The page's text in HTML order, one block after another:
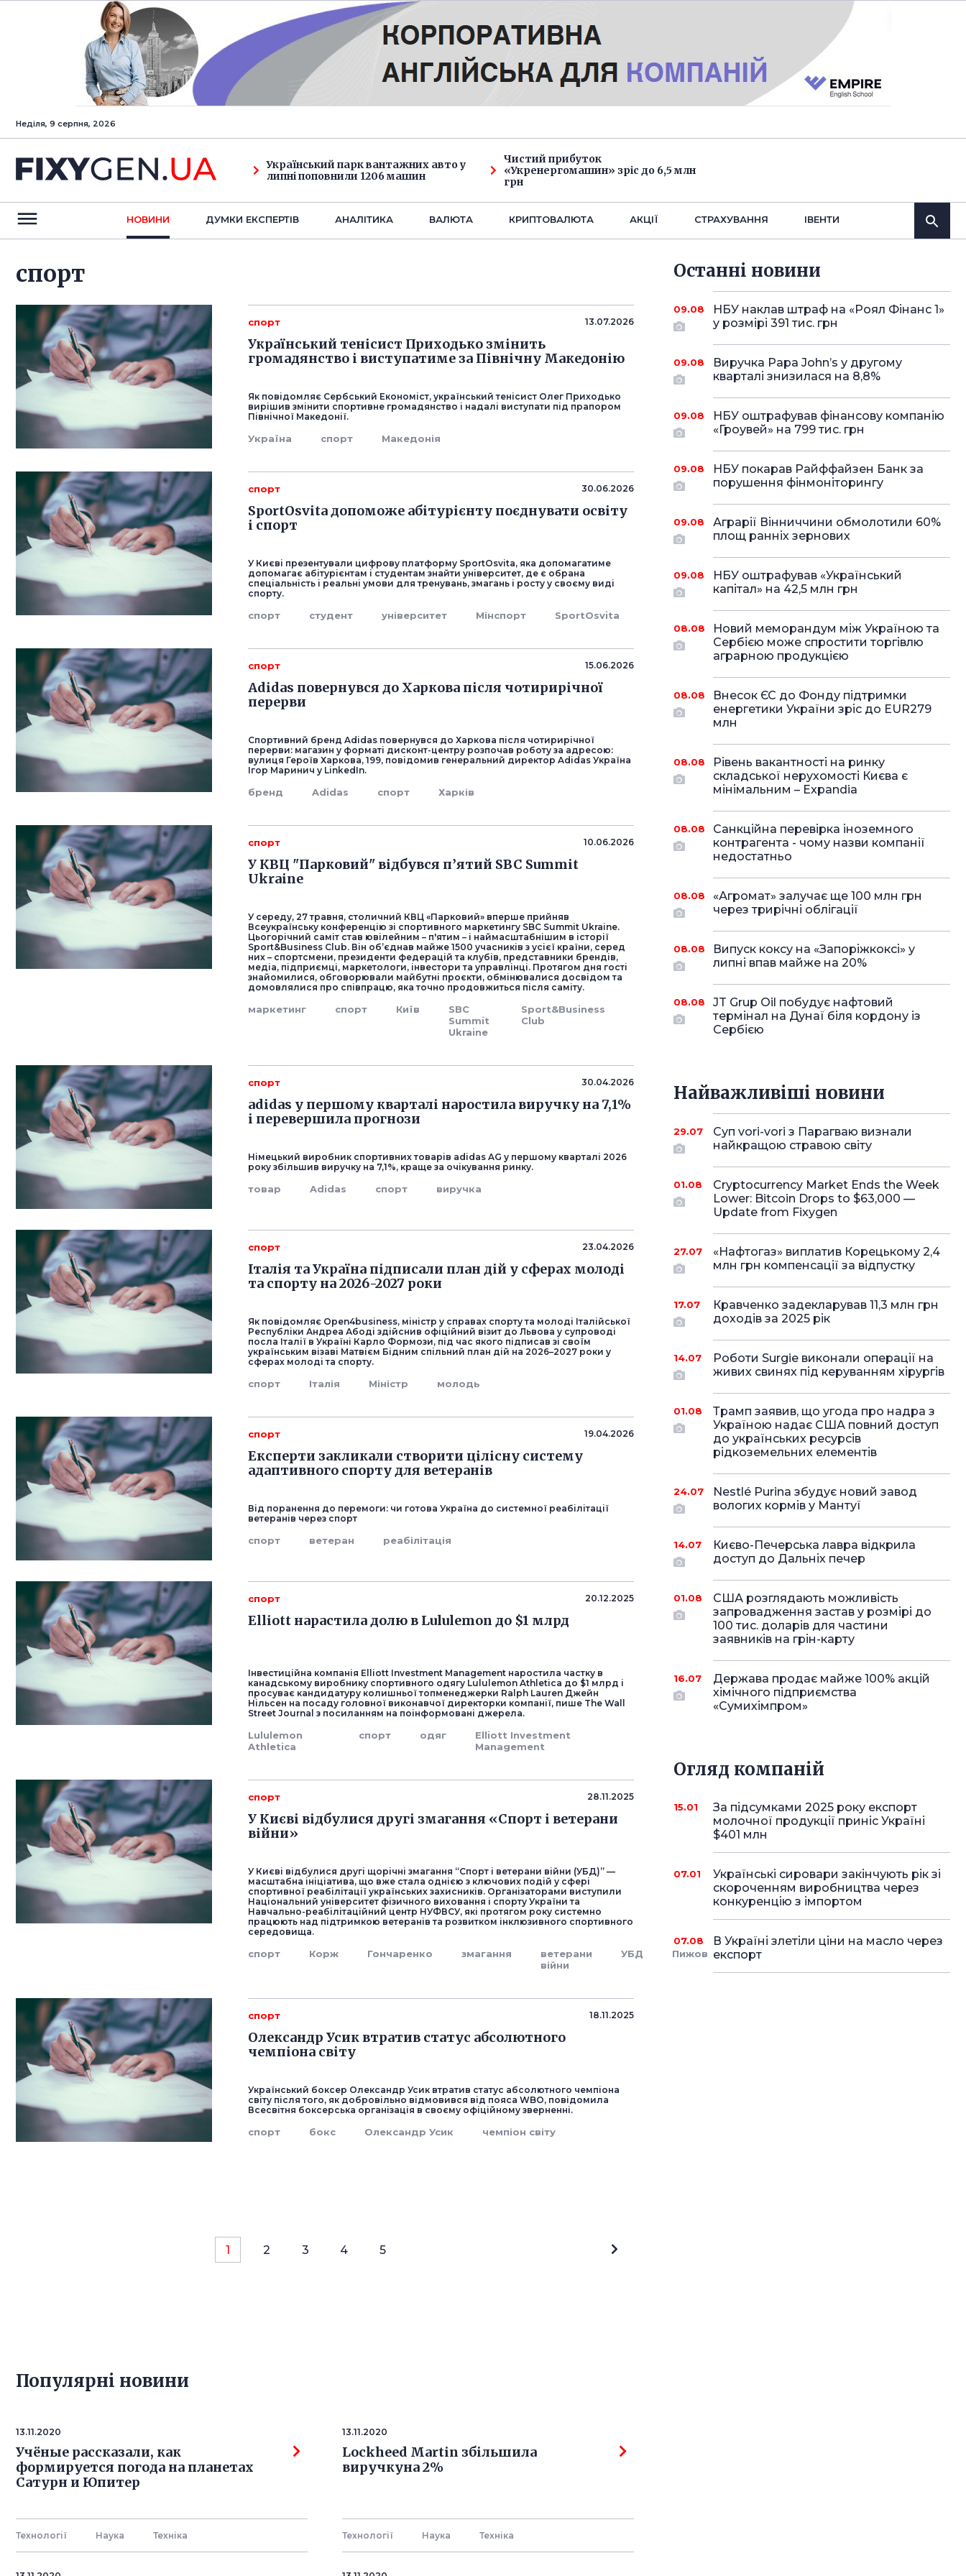
Неділя, 9 серпня, 2026
Український парк вантажних авто у
липні поповнили 1206 машин
Чистий прибуток
«Укренергомашин» зріс до 6,5 млн
грн
НОВИНИ ДУМКИ ЕКСПЕРТIВ АНАЛIТИКА ВАЛЮТА КРИПТОВАЛЮТА АКЦІЇ СТРАХУВАННЯ IВЕНТИ
спорт
спорт 13.07.2026
Український тенісист Приходько змінить
громадянство і виступатиме за Північну Македонію
Як повідомляє Сербський Економіст, український тенісист Олег Приходько
вирішив змінити спортивне громадянство і надалі виступати під прапором
Північної Македонії.
Україна спорт Македонія
спорт 30.06.2026
SportOsvita допоможе абітурієнту поєднувати освіту
і спорт
У Києві презентували цифрову платформу SportOsvita, яка допомагатиме
допомагає абітурієнтам і студентам знайти університет, де є обрана
спеціальність і реальні умови для тренувань, змагань і росту у своєму виді
спорту.
спорт студент університет Мінспорт SportOsvita
спорт 15.06.2026
Adidas повернувся до Харкова після чотирирічної
перерви
Спортивний бренд Adidas повернувся до Харкова після чотирирічної
перерви: магазин у форматі дисконт-центру розпочав роботу за адресою:
вулиця Героїв Харкова, 199, повідомив генеральний директор Adidas Україна
Ігор Маринич у LinkedIn.
бренд Adidas спорт Харків
спорт 10.06.2026
У КВЦ "Парковий" відбувся п’ятий SBC Summit
Ukraine
У середу, 27 травня, столичний КВЦ «Парковий» вперше прийняв
Всеукраїнську конференцію зі спортивного маркетингу SBC Summit Ukraine.
Цьогорічний саміт став ювілейним – п'ятим – і наймасштабнішим в історії
Sport&Business Club. Він об’єднав майже 1500 учасників з усієї країни, серед
них – спортсмени, президенти федерацій та клубів, представники брендів,
медіа, підприємці, маркетологи, інвестори та управлінці. Протягом дня гості
знайомилися, обговорювали майбутні проєкти, обмінювалися досвідом та
домовлялися про співпрацю, яка точно продовжиться після саміту.
маркетинг спорт Київ
SBC
Summit
Ukraine
Sport&Business
Club
спорт 30.04.2026
adidas у першому кварталі наростила виручку на 7,1%
і перевершила прогнози
Німецький виробник спортивних товарів adidas AG у першому кварталі 2026
року збільшив виручку на 7,1%, краще за очікування ринку.
товар Adidas спорт виручка
спорт 23.04.2026
Італія та Україна підписали план дій у сферах молоді
та спорту на 2026-2027 роки
Як повідомляє Open4business, міністр у справах спорту та молоді Італійської
Республіки Андреа Абоді здійснив офіційний візит до Львова у супроводі
посла Італії в Україні Карло Формози, під час якого підписав зі своїм
українським візаві Матвієм Бідним спільний план дій на 2026–2027 роки у
сферах молоді та спорту.
спорт Італія Міністр молодь
спорт 19.04.2026
Експерти закликали створити цілісну систему
адаптивного спорту для ветеранів
Від поранення до перемоги: чи готова Україна до системної реабілітації
ветеранів через спорт
спорт ветеран реабілітація
спорт 20.12.2025
Elliott нарастила долю в Lululemon до $1 млрд
Інвестиційна компанія Elliott Investment Management наростила частку в
канадському виробнику спортивного одягу Lululemon Athletica до $1 млрд і
просуває кандидатуру колишньої топменеджерки Ralph Lauren Джейн
Нільсен на посаду головної виконавчої директорки компанії, пише The Wall
Street Journal з посиланням на поінформовані джерела.
Lululemon
Athletica
спорт одяг
Elliott Investment
Management
спорт 28.11.2025
У Києві відбулися другі змагання «Спорт і ветерани
війни»
У Києві відбулися другі щорічні змагання “Спорт і ветерани війни (УБД)” —
масштабна ініціатива, що вже стала однією з ключових подій у сфері
спортивної реабілітації українських захисників. Організаторами виступили
Національний університет фізичного виховання і спорту України та
Навчально-реабілітаційний центр НУФВСУ, які протягом року системно
працюють над підтримкою ветеранів та розвитком інклюзивного спортивного
середовища.
спорт Корж Гончаренко змагання
ветерани
війни
УБД Пижов
спорт 18.11.2025
Олександр Усик втратив статус абсолютного
чемпіона світу
Український боксер Олександр Усик втратив статус абсолютного чемпіона
світу після того, як добровільно відмовився від пояса WBO, повідомила
Всесвітня боксерська організація в своєму офіційному зверненні.
спорт бокс Олександр Усик чемпіон світу
1 2 3 4 5
Популярнi новини
13.11.2020
Учёные рассказали, как
формируется погода на планетах
Сатурн и Юпитер
Технології Наука Технiка
13.11.2020
Lockheed Martin збільшила
виручкуна 2%
Технології Наука Технiка
Останнi новини
09.08
НБУ наклав штраф на «Роял Фінанс 1»
у розмірі 391 тис. грн
09.08
Виручка Papa John’s у другому
кварталі знизилася на 8,8%
09.08
НБУ оштрафував фінансову компанію
«Гроувей» на 799 тис. грн
09.08
НБУ покарав Райффайзен Банк за
порушення фінмоніторингу
09.08
Аграрії Вінниччини обмолотили 60%
площ ранніх зернових
09.08
НБУ оштрафував «Український
капітал» на 42,5 млн грн
08.08
Новий меморандум між Україною та
Сербією може спростити торгівлю
аграрною продукцією
08.08
Внесок ЄС до Фонду підтримки
енергетики України зріс до EUR279
млн
08.08
Рівень вакантності на ринку
складської нерухомості Києва є
мінімальним – Expandia
08.08
Санкційна перевірка іноземного
контрагента - чому назви компанії
недостатньо
08.08
«Агромат» залучає ще 100 млн грн
через трирічні облігації
08.08
Випуск коксу на «Запоріжкоксі» у
липні впав майже на 20%
08.08
JT Grup Oil побудує нафтовий
термінал на Дунаї біля кордону із
Сербією
Найважливіші новини
29.07
Суп vori-vori з Парагваю визнали
найкращою стравою світу
01.08
Cryptocurrency Market Ends the Week
Lower: Bitcoin Drops to $63,000 —
Update from Fixygen
27.07
«Нафтогаз» виплатив Корецькому 2,4
млн грн компенсації за відпустку
17.07
Кравченко задекларував 11,3 млн грн
доходів за 2025 рік
14.07
Роботи Surgie виконали операції на
живих свинях під керуванням хірургів
01.08
Трамп заявив, що угода про надра з
Україною надає США повний доступ
до українських ресурсів
рідкоземельних елементів
24.07
Nestlé Purina збудує новий завод
вологих кормів у Мантуї
14.07
Києво-Печерська лавра відкрила
доступ до Дальніх печер
01.08
США розглядають можливість
запровадження застав у розмірі до
100 тис. доларів для частини
заявників на грін-карту
16.07
Держава продає майже 100% акцій
хімічного підприємства
«Сумихімпром»
Огляд компаній
15.01
За підсумками 2025 року експорт
молочної продукції приніс Україні
$401 млн
07.01
Українські сировари закінчують рік зі
скороченням виробництва через
конкуренцію з імпортом
07.08
В Україні злетіли ціни на масло через
експорт